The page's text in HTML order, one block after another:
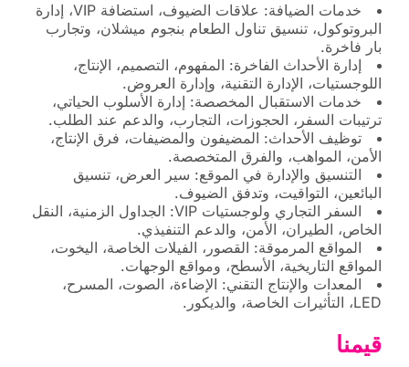
خدمات الضيافة: علاقات الضيوف، استضافة VIP، إدارة
البروتوكول، تنسيق تناول الطعام بنجوم ميشلان، وتجارب
بار فاخرة.
إدارة الأحداث الفاخرة: المفهوم، التصميم، الإنتاج،
اللوجستيات، الإدارة التقنية، وإدارة العروض.
خدمات الاستقبال المخصصة: إدارة الأسلوب الحياتي،
ترتيبات السفر، الحجوزات، التجارب، والدعم عند الطلب.
توظيف الأحداث: المضيفون والمضيفات، فرق الإنتاج،
الأمن، المواهب، والفرق المتخصصة.
التنسيق والإدارة في الموقع: سير العرض، تنسيق
البائعين، التواقيت، وتدفق الضيوف.
السفر التجاري ولوجستيات VIP: الجداول الزمنية، النقل
الخاص، الطيران، الأمن، والدعم التنفيذي.
المواقع المرموقة: القصور، الفيلات الخاصة، اليخوت،
المواقع التاريخية، الأسطح، ومواقع الوجهات.
المعدات والإنتاج التقني: الإضاءة، الصوت، المسرح،
LED، التأثيرات الخاصة، والديكور.
قيمنا